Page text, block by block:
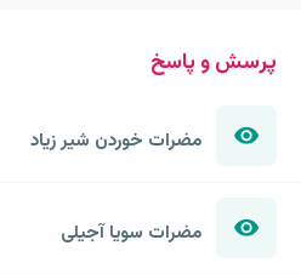
پرسش و پاسخ
مضرات خوردن شیر زیاد
مضرات سویا آجیلی